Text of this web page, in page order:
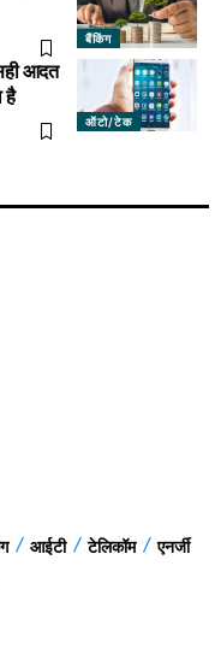
बैंकिंग
ऑटो/टेक
आदत
है
आईटी टेलिकॉम
एनर्जी